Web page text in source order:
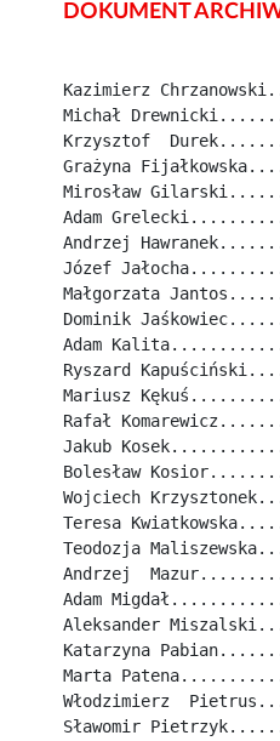
DOKUMENT
Kazimierz
Michał
Krzysztof
Grażyna
Mirosław
Adam
Andrzej
Józef
Małgorzata
Dominik
Adam
Ryszard
Mariusz
Rafał
Jakub
Bolesław
Wojciech
Teresa
Teodozja
Andrzej
Adam
Aleksander
Katarzyna
Marta
Włodzimierz
Sławomir